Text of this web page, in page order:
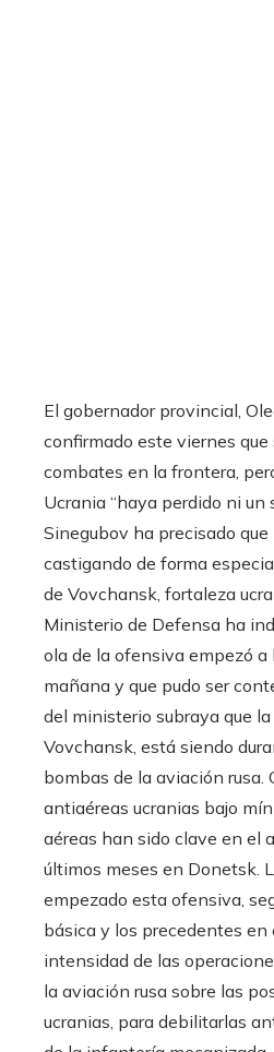
El gobernador provincial,
confirmado este viernes
combates en la frontera,
Ucrania “haya perdido ni un
Sinegubov ha precisado
castigando de forma
de Vovchansk, fortaleza
Ministerio de Defensa ha
ola de la ofensiva empezó a
mañana y que pudo ser
del ministerio subraya que
Vovchansk, está siendo
bombas de la aviación rusa.
antiaéreas ucranias bajo
aéreas han sido clave en el
últimos meses en Donetsk.
empezado esta ofensiva,
básica y los precedentes en
intensidad de las
la aviación rusa sobre las
ucranias, para debilitarlas